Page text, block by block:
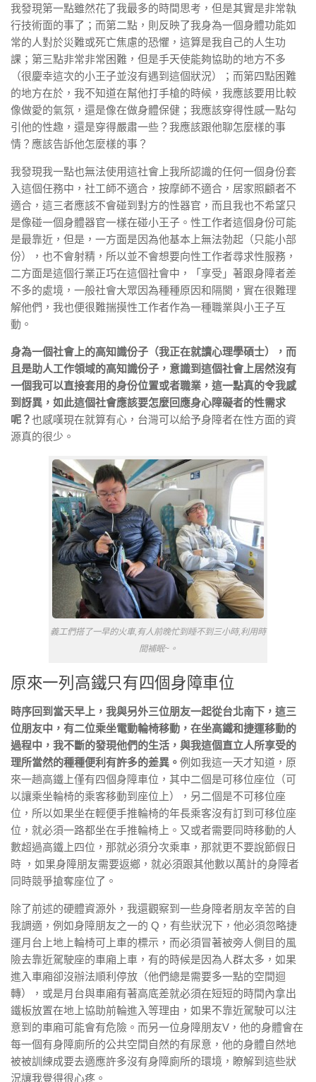
我發現第一點雖然花了我最多的時間思考，但是其實是非常執
行技術面的事了；而第二點，則反映了我身為一個身體功能如
常的人對於災難或死亡焦慮的恐懼，這算是我自己的人生功
課；第三點非常非常困難，但是手天使能夠協助的地方不多
（很慶幸這次的小王子並沒有遇到這個狀況）；而第四點困難
的地方在於，我不知道在幫他打手槍的時候，我應該要用比較
像做愛的氣氛，還是像在做身體保健；我應該穿得性感一點勾
引他的性趣，還是穿得嚴肅一些？我應該跟他聊怎麼樣的事
情？應該告訴他怎麼樣的事？
我發現我一點也無法使用這社會上我所認識的任何一個身份套
入這個任務中，社工師不適合，按摩師不適合，居家照顧者不
適合，這三者應該不會碰到對方的性器官，而且我也不希望只
是像碰一個身體器官一樣在碰小王子。性工作者這個身份可能
是最靠近，但是，一方面是因為他基本上無法勃起（只能小部
份），也不會射精，所以並不會想要向性工作者尋求性服務，
二方面是這個行業正巧在這個社會中，「享受」著跟身障者差
不多的處境，一般社會大眾因為種種原因和隔閡，實在很難理
解他們，我也便很難揣摸性工作者作為一種職業與小王子互
動。
身為一個社會上的高知識份子（我正在就讀心理學碩士），而
且是助人工作領域的高知識份子，意識到這個社會上居然沒有
一個我可以直接套用的身份位置或者職業，這一點真的令我感
到訝異，如此這個社會應該要怎麼回應身心障礙者的性需求
呢？也感嘆現在就算有心，台灣可以給予身障者在性方面的資
源真的很少。
義工們搭了一早的火車,有人前晚忙到睡不到三小時,利用時
間補眠~。
原來一列高鐵只有四個身障車位
時序回到當天早上，我與另外三位朋友一起從台北南下，這三
位朋友中，有二位乘坐電動輪椅移動，在坐高鐵和捷運移動的
過程中，我不斷的發現他們的生活，與我這個直立人所享受的
理所當然的種種便利有許多的差異。 例如我這一天才知道，原
來一趟高鐵上僅有四個身障車位，其中二個是可移位座位（可
以讓乘坐輪椅的乘客移動到座位上），另二個是不可移位座
位，所以如果坐在輕便手推輪椅的年長乘客沒有訂到可移位座
位，就必須一路都坐在手推輪椅上。又或者需要同時移動的人
數超過高鐵上四位，那就必須分次乘車，那就更不要說節假日
時 ，如果身障朋友需要返鄉，就必須跟其他數以萬計的身障者
同時競爭搶奪座位了。
除了前述的硬體資源外，我還觀察到一些身障者朋友辛苦的自
我調適，例如身障朋友之一的 Q，有些狀況下，他必須忽略捷
運月台上地上輪椅可上車的標示，而必須冒著被旁人側目的風
險去靠近駕駛座的車廂上車，有的時候是因為人群太多，如果
進入車廂卻沒辦法順利停放（他們總是需要多一點的空間迴
轉），或是月台與車廂有著高底差就必須在短短的時間內拿出
鐵板放置在地上協助前輪進入等理由，如果不靠近駕駛可以注
意到的車廂可能會有危險。而另一位身障朋友V，他的身體會在
每一個有身障廁所的公共空間自然的有尿意，他的身體自然地
被被訓練成要去適應許多沒有身障廁所的環境，瞭解到這些狀
況讓我覺得很心疼。